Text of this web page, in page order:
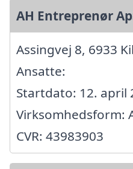
AH Entreprenør
Assingvej 8, 6933
Ansatte:
Startdato: 12. april
Virksomhedsform:
CVR: 43983903